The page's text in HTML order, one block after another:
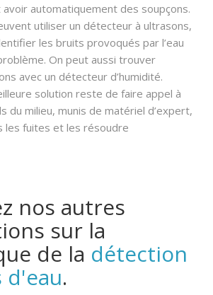
avoir automatiquement des soupçons.
utiliser un détecteur à ultrasons,
les bruits provoqués par l’eau
On peut aussi trouver
avec un détecteur d’humidité.
solution reste de faire appel à
du milieu, munis de matériel d’expert,
les fuites et les résoudre
nos autres
sur la
de la détection
d'eau.